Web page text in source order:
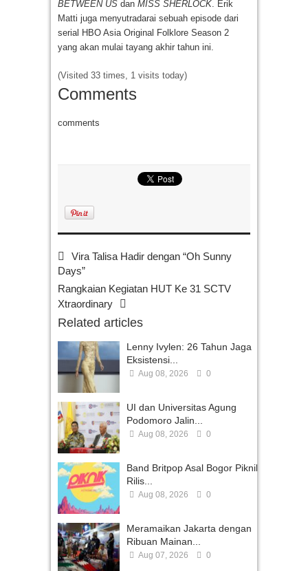
BETWEEN US dan MISS SHERLOCK . Erik
Matti juga menyutradarai sebuah episode dari
serial HBO Asia Original Folklore Season 2
yang akan mulai tayang akhir tahun ini.
(Visited 33 times, 1 visits today)
Comments
comments
Vira Talisa Hadir dengan “Oh Sunny
Days”
Rangkaian Kegiatan HUT Ke 31 SCTV
Xtraordinary
Related articles
Lenny Ivylen: 26 Tahun Jaga
Eksistensi...
Aug 08, 2026 0
UI dan Universitas Agung
Podomoro Jalin...
Aug 08, 2026 0
Band Britpop Asal Bogor Piknik
Rilis...
Aug 08, 2026 0
Meramaikan Jakarta dengan
Ribuan Mainan...
Aug 07, 2026 0